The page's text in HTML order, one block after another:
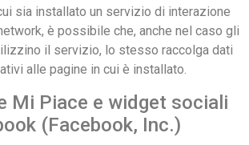
sia installato un servizio di interazione
è possibile che, anche nel caso gli
il servizio, lo stesso raccolga dati
alle pagine in cui è installato.
Mi Piace e widget sociali
(Facebook, Inc.)